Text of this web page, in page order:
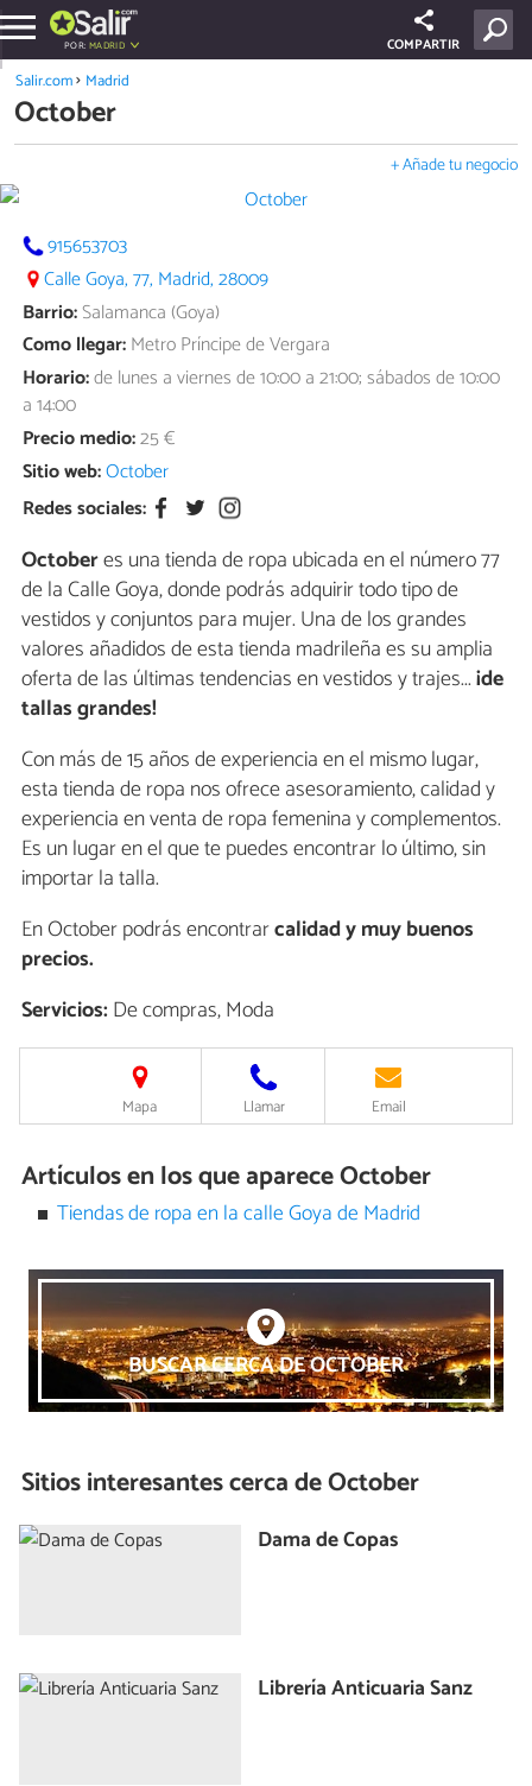
POR: MADRID COMPARTIR
Salir.com Madrid
October
+ Añade tu negocio
915653703
Calle Goya, 77, Madrid, 28009
Barrio:Salamanca (Goya)
Como llegar:Metro Príncipe de Vergara
Horario:de lunes a viernes de 10:00 a 21:00; sábados de 10:00
a 14:00
Precio medio:25 €
Sitio web:October
Redes sociales:
Octoberes una tienda de ropa ubicada en el número 77
de la Calle Goya, donde podrás adquirir todo tipo de
vestidos y conjuntos para mujer. Una de los grandes
valores añadidos de esta tienda madrileña es su amplia
oferta de las últimas tendencias en vestidos y trajes...¡de
tallas grandes!
Con más de 15 años de experiencia en el mismo lugar,
esta tienda de ropa nos ofrece asesoramiento, calidad y
experiencia en venta de ropa femenina y complementos.
Es un lugar en el que te puedes encontrar lo último, sin
importar la talla.
En October podrás encontrarcalidad y muy buenos
precios.
Servicios:De compras, Moda
Mapa Llamar Email
Artículos en los que aparece October
Tiendas de ropa en la calle Goya de Madrid
BUSCAR CERCA DE OCTOBER
Sitios interesantes cerca deOctober
Dama de Copas
Librería Anticuaria Sanz